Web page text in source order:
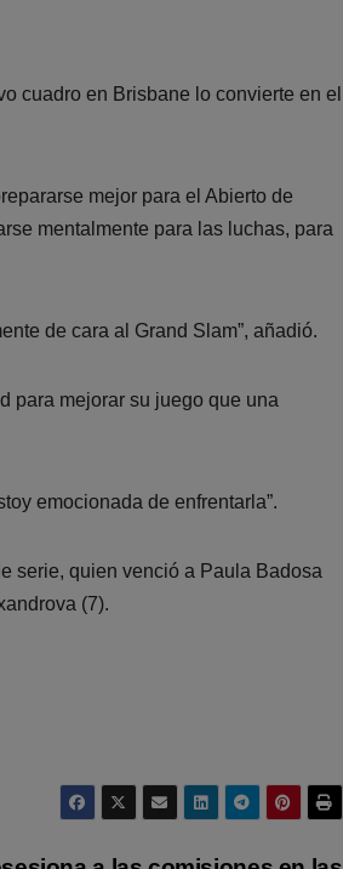
cuadro en Brisbane lo convierte en el
mejor para el Abierto de
mentalmente para las luchas, para
de cara al Grand Slam”, añadió.
para mejorar su juego que una
emocionada de enfrentarla”.
serie, quien venció a Paula Badosa
(7).